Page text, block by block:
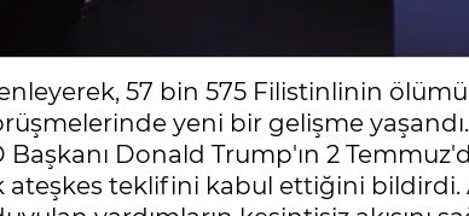
57 bin 575 Filistinlinin
yeni bir gelişme
Donald Trump'ın 2
ateşkes teklifini kabul ettiğini bildirdi.